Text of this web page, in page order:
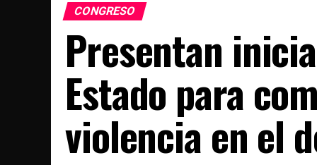
CONGRESO
Presentan
Estado para
violencia en el